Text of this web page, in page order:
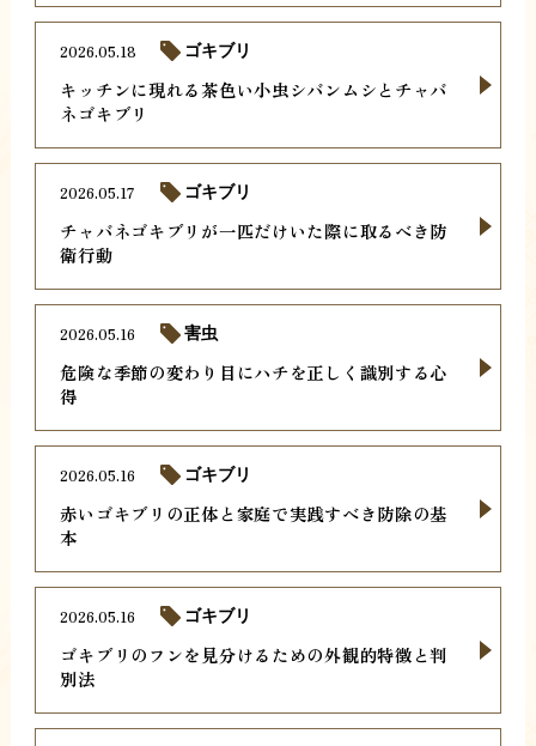
キッチンに現れる茶色い小虫シバンムシとチャバ
ネゴキブリ
2026.05.18 ゴキブリ
チャバネゴキブリが一匹だけいた際に取るべき防
衛行動
2026.05.17 ゴキブリ
危険な季節の変わり目にハチを正しく識別する心
得
2026.05.16 害虫
赤いゴキブリの正体と家庭で実践すべき防除の基
本
2026.05.16 ゴキブリ
ゴキブリのフンを見分けるための外観的特徴と判
別法
2026.05.16 ゴキブリ